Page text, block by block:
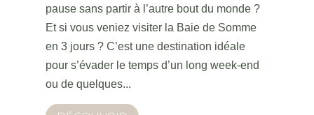
pause sans partir à l’autre bout du monde ?
Et si vous veniez visiter la Baie de Somme
en 3 jours ? C’est une destination idéale
pour s’évader le temps d’un long week-end
ou de quelques...